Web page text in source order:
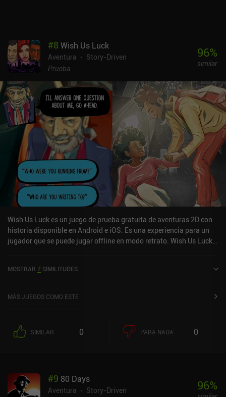
#8 Wish Us Luck
Aventura
Story-Driven
Prueba
96%
similar
Wish Us Luck es un juego de prueba gratuita de aventuras 2D con
historia disponible en Android e iOS. Es una experiencia para un
jugador que se puede jugar offline en modo retrato. Wish Us Luck
MOSTRAR 7 SIMILITUDES
MÁS JUEGOS COMO ESTE
SIMILAR 0 PARA NADA 0
#9 80 Days
Aventura
Story-Driven
96%